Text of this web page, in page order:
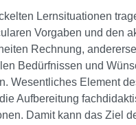
Lernsituationen
Vorgaben und den
Rechnung,
Bedürfnissen und
Wesentliches Element
Aufbereitung
Damit kann das Ziel